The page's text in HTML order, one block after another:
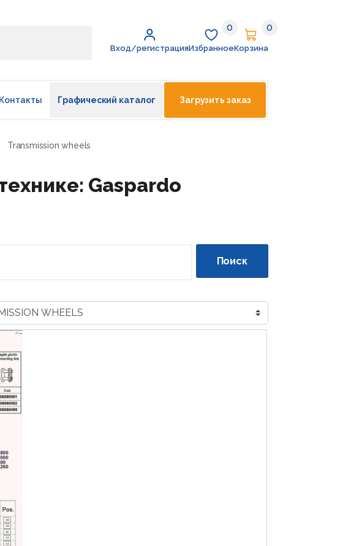
Вход/регистрация
Избранное
0
Избранное
Корзина
0
Корзина
Контакты Графический каталог Загрузить заказ
Transmission wheels
Gaspardo
Поиск
38
39
40
41
42